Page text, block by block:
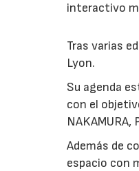
interactivo
Tras varias
Lyon.
Su agenda
con el
NAKAMURA,
Además de
espacio con